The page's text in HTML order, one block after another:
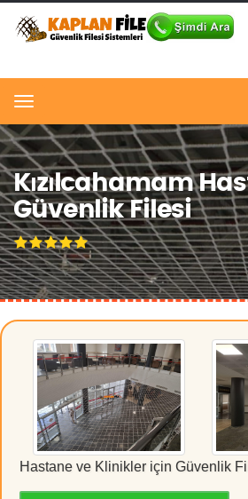
Menu
Kızılcahamam
Güvenlik Filesi
Hastane ve Klinikler için Güvenlik